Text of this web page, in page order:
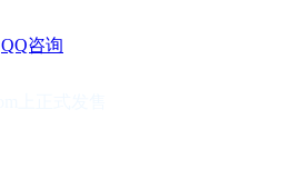
QQ咨询